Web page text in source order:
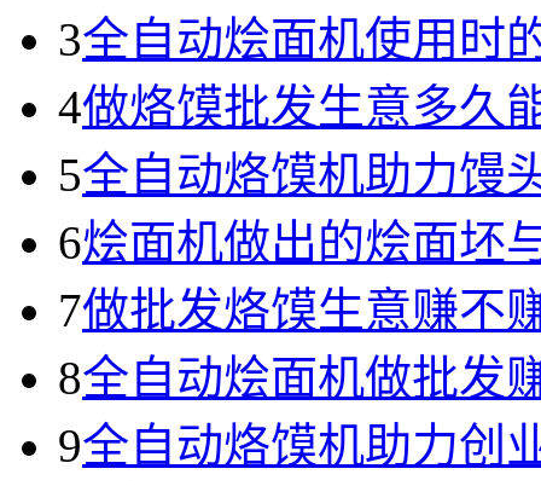
3全自动烩面机使用时
4做烙馍批发生意多久
5全自动烙馍机助力馒
6烩面机做出的烩面坯
7做批发烙馍生意赚不
8全自动烩面机做批发
9全自动烙馍机助力创